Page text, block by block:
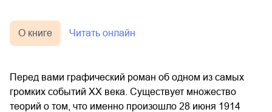
О книге Читать онлайн
Перед вами графический роман об одном из самых
громких событий XX века. Существует множество
теорий о том, что именно произошло 28 июня 1914